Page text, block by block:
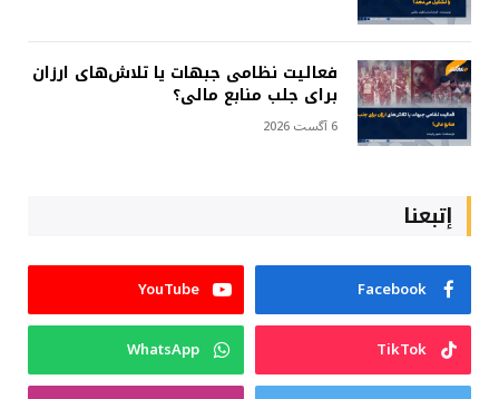
فعالیت نظامی جبهات یا تلاش‌های ارزان
برای جلب منابع مالی؟
6 آگست 2026
إتبعنا
Facebook
YouTube
TikTok
WhatsApp